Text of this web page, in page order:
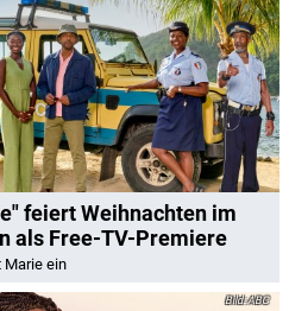
feiert Weihnachten im
als Free-TV-Premiere
Marie ein
ABC